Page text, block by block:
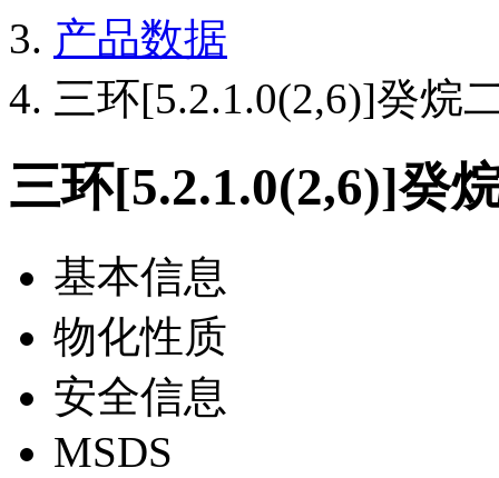
产品数据
三环[5.2.1.0(2,6)]癸烷
三环[5.2.1.0(2,6)]癸
基本信息
物化性质
安全信息
MSDS